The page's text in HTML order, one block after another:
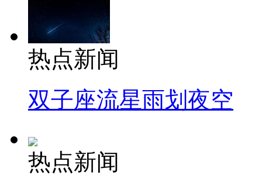
热点新闻
双子座流星雨划夜空
热点新闻